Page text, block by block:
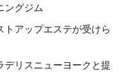
ングジム
アップエステが受けら
デリスニューヨークと提